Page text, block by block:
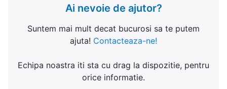
Ai nevoie de ajutor?
Suntem mai mult decat bucurosi sa te putem
ajuta! Contacteaza-ne!
Echipa noastra iti sta cu drag la dispozitie, pentru
orice informatie.